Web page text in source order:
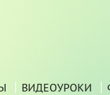
ВИДЕОУРОКИ